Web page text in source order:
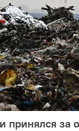
принялся за